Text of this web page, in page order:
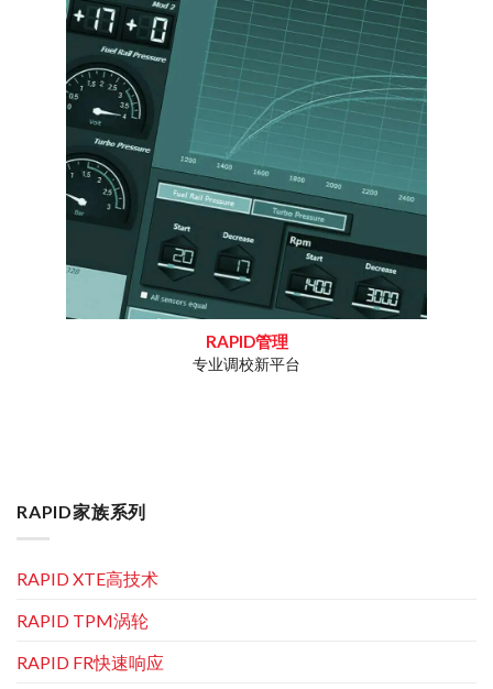
RAPID管理
专业调校新平台
RAPID家族系列
RAPID XTE高技术
RAPID TPM涡轮
RAPID FR快速响应